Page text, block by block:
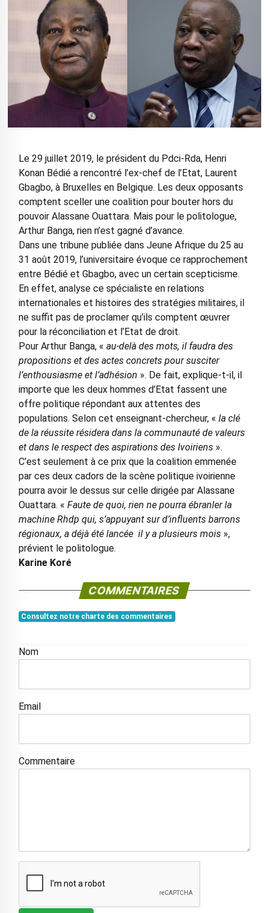
Le 29 juillet 2019, le président du Pdci-Rda, Henri
Konan Bédié a rencontré l’ex-chef de l’Etat, Laurent
Gbagbo, à Bruxelles en Belgique. Les deux opposants
comptent sceller une coalition pour bouter hors du
pouvoir Alassane Ouattara. Mais pour le politologue,
Arthur Banga, rien n’est gagné d’avance.
Dans une tribune publiée dans Jeune Afrique du 25 au
31 août 2019, l’universitaire évoque ce rapprochement
entre Bédié et Gbagbo, avec un certain scepticisme.
En effet, analyse ce spécialiste en relations
internationales et histoires des stratégies militaires, il
ne suffit pas de proclamer qu’ils comptent œuvrer
pour la réconciliation et l’Etat de droit.
Pour Arthur Banga, « au-delà des mots, il faudra des
propositions et des actes concrets pour susciter
l’enthousiasme et l’adhésion ». De fait, explique-t-il, il
importe que les deux hommes d’Etat fassent une
offre politique répondant aux attentes des
populations. Selon cet enseignant-chercheur, « la clé
de la réussite résidera dans la communauté de valeurs
et dans le respect des aspirations des Ivoiriens».
C’est seulement à ce prix que la coalition emmenée
par ces deux cadors de la scène politique ivoirienne
pourra avoir le dessus sur celle dirigée par Alassane
Ouattara. « Faute de quoi, rien ne pourra ébranler la
machine Rhdp qui, s’appuyant sur d’influents barrons
régionaux, a déjà été lancée il y a plusieurs mois»,
prévient le politologue.
Karine Koré
COMMENTAIRES
Consultez notre charte des commentaires
Nom
Email
Commentaire